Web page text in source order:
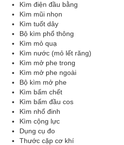
Kìm điện đầu bằng
Kìm mũi nhọn
Kìm tuốt dây
Bộ kìm phổ thông
Kìm mỏ quạ
Kìm nước (mỏ lết răng)
Kìm mở phe trong
Kìm mở phe ngoài
Bộ kìm mở phe
Kìm bấm chết
Kìm bấm đầu cos
Kìm nhổ đinh
Kìm cộng lực
Dụng cụ đo
Thước cặp cơ khí